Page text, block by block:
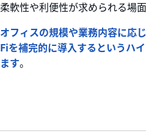
柔軟性や利便性が求められる場
オフィスの規模や業務内容に応
Fiを補完的に導入するというハ
ます。